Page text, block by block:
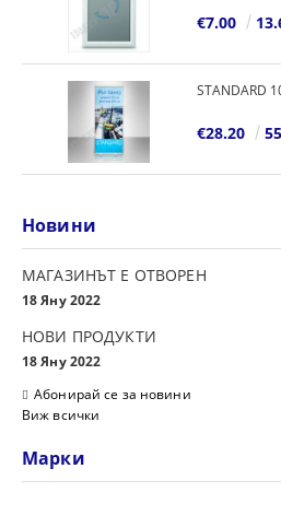
€7.00
STANDARD
€28.20
Новини
МАГАЗИНЪТ Е ОТВОРЕН
18 Яну 2022
НОВИ ПРОДУКТИ
18 Яну 2022
Абонирай се за новини
Виж всички
Марки